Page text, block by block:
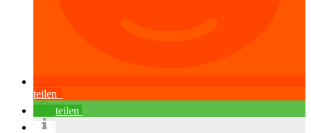
teilen
teilen